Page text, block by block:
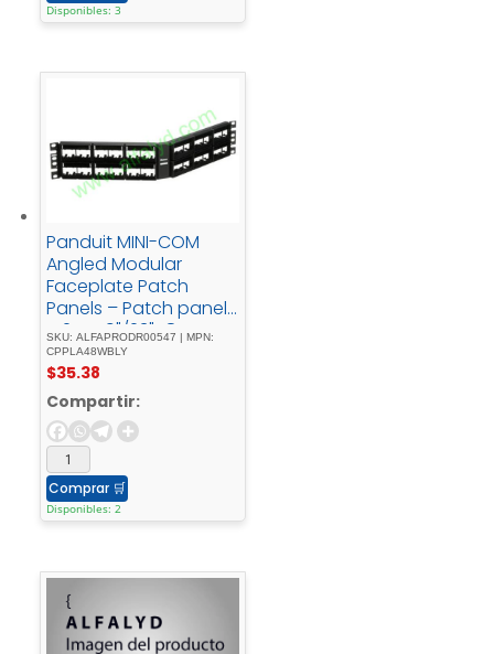
Disponibles: 3
Panduit MINI-COM
Angled Modular
Faceplate Patch
Panels – Patch panel
– 2U - 19"/23"48 -
ports
SKU: ALFAPRODR00547 | MPN:
CPPLA48WBLY
$35.38
Compartir:
Comprar 🛒
Disponibles: 2